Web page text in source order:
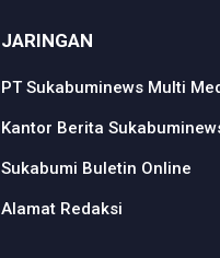
JARINGAN
PT Sukabuminews Multi
Kantor Berita
Sukabumi Buletin Online
Alamat Redaksi